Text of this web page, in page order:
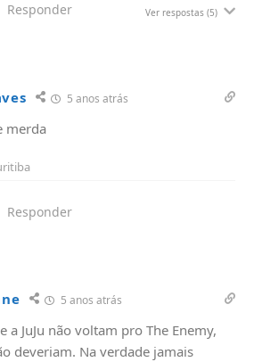
Responder Ver respostas (5)
5 anos atrás
merda
Responder
5 anos atrás
a JuJu não voltam pro The Enemy,
deveriam. Na verdade jamais